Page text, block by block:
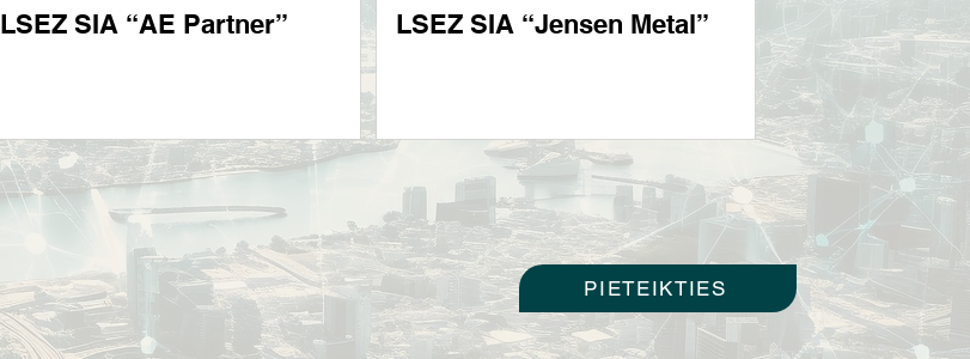
LSEZ SIA “AE Partner” LSEZ SIA “Jensen Metal”
PIETEIKTIES